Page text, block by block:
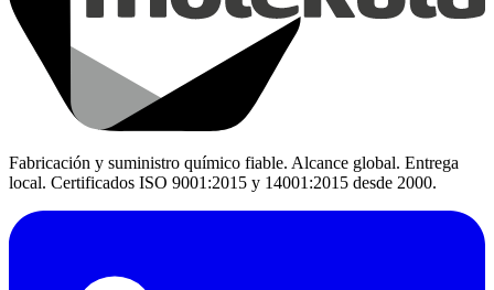
Fabricación y suministro químico fiable. Alcance global. Entrega
local. Certificados ISO 9001:2015 y 14001:2015 desde 2000.